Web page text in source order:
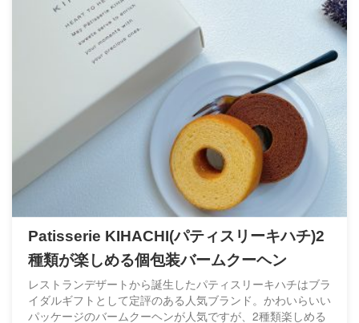
Patisserie KIHACHI(パティスリーキハチ)2
種類が楽しめる個包装バームクーヘン
レストランデザートから誕生したパティスリーキハチはブラ
イダルギフトとして定評のある人気ブランド。かわいらいい
パッケージのバームクーヘンが人気ですが、2種類楽しめる